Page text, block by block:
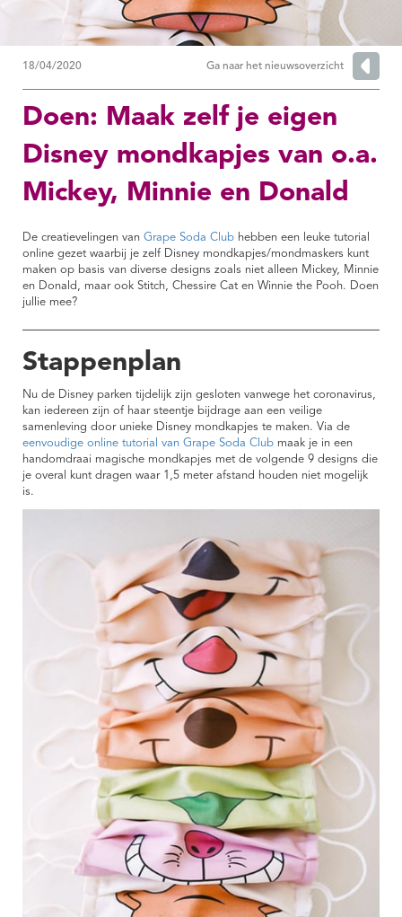
18/04/2020 Ga naar het nieuwsoverzicht
Doen: Maak zelf je eigen
Disney mondkapjes van o.a.
Mickey, Minnie en Donald
De creatievelingen van Grape Soda Club hebben een leuke tutorial
online gezet waarbij je zelf Disney mondkapjes/mondmaskers kunt
maken op basis van diverse designs zoals niet alleen Mickey, Minnie
en Donald, maar ook Stitch, Chessire Cat en Winnie the Pooh. Doen
jullie mee?
Stappenplan
Nu de Disney parken tijdelijk zijn gesloten vanwege het coronavirus,
kan iedereen zijn of haar steentje bijdrage aan een veilige
samenleving door unieke Disney mondkapjes te maken. Via de
eenvoudige online tutorial van Grape Soda Club maak je in een
handomdraai magische mondkapjes met de volgende 9 designs die
je overal kunt dragen waar 1,5 meter afstand houden niet mogelijk
is.